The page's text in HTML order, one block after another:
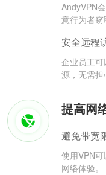
AndyVPN
意行为者窃
安全远程
企业员工
源，无需担
提高网
避免带宽
使用VPN
网络体验。